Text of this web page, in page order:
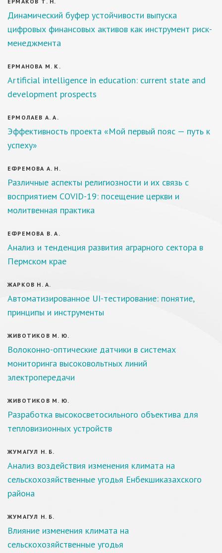
Динамический буфер устойчивости выпуска
цифровых финансовых активов как инструмент риск-
менеджмента
ЕРМАНОВА М. К.
Artificial intelligence in education: current state and
development prospects
ЕРМОЛАЕВ А. А.
Эффективность проекта «Мой первый пояс — путь к
успеху»
ЕФРЕМОВА А. Н.
Различные аспекты религиозности и их связь с
восприятием COVID-19: посещение церкви и
молитвенная практика
ЕФРЕМОВА В. А.
Анализ и тенденция развития аграрного сектора в
Пермском крае
ЖАРКОВ Н. А.
Автоматизированное UI-тестирование: понятие,
принципы и инструменты
ЖИВОТИКОВ М. Ю.
Волоконно-оптические датчики в системах
мониторинга высоковольтных линий
электропередачи
ЖИВОТИКОВ М. Ю.
Разработка высокосветосильного объектива для
тепловизионных устройств
ЖУМАГУЛ Н. Б.
Анализ воздействия изменения климата на
сельскохозяйственные угодья Енбекшиказахского
района
ЖУМАГУЛ Н. Б.
Влияние изменения климата на
сельскохозяйственные угодья